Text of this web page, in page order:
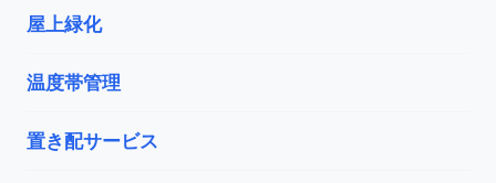
屋上緑化
温度帯管理
置き配サービス